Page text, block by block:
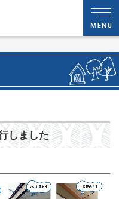
夢を現実にする工務店のsora
文住宅・新築戸建てなら工務店の
しました